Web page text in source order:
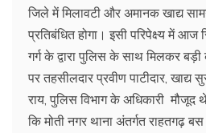
जिले में मिलावटी और अमानक खाद्य
प्रतिबंधित होगा। इसी परिपेक्ष्य में आज
गर्ग के द्वारा पुलिस के साथ मिलकर
पर तहसीलदार प्रवीण पाटीदार, खाद्य
राय, पुलिस विभाग के अधिकारी मौजूद
कि मोती नगर थाना अंतर्गत राहतगढ़